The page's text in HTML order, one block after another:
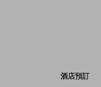
酒店預訂